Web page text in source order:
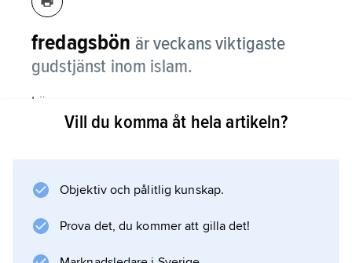
fredagsbön är veckans viktigaste
gudstjänst inom islam.
Läs mer om
Information om artikeln
Vill du komma åt hela artikeln?
Objektiv och pålitlig kunskap.
Prova det, du kommer att gilla det!